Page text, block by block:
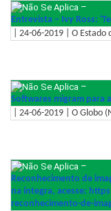
–
Entrevista – Ivy Ross:
| 24-06-2019 | O Estado
–
Softwares migram para
| 24-06-2019 | O Globo
–
Reconhecimento de
na íntegra, acesse:
reconhecimento-de-